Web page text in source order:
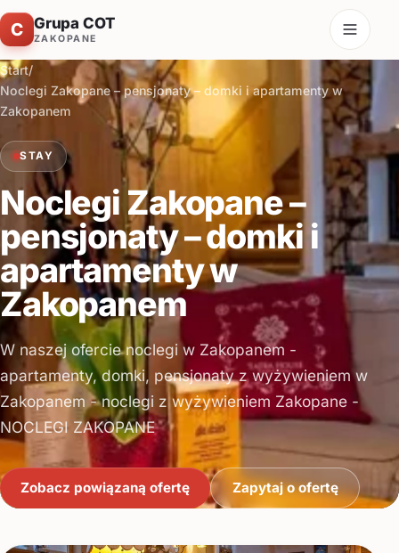
C Grupa COT
ZAKOPANE
Start/
Noclegi Zakopane – pensjonaty – domki i apartamenty w
Zakopanem
STAY
Noclegi Zakopane –
pensjonaty – domki i
apartamenty w
Zakopanem
W naszej ofercie noclegi w Zakopanem -
apartamenty, domki, pensjonaty z wyżywieniem w
Zakopanem - noclegi z wyżywieniem Zakopane -
NOCLEGI ZAKOPANE
Zobacz powiązaną ofertę Zapytaj o ofertę